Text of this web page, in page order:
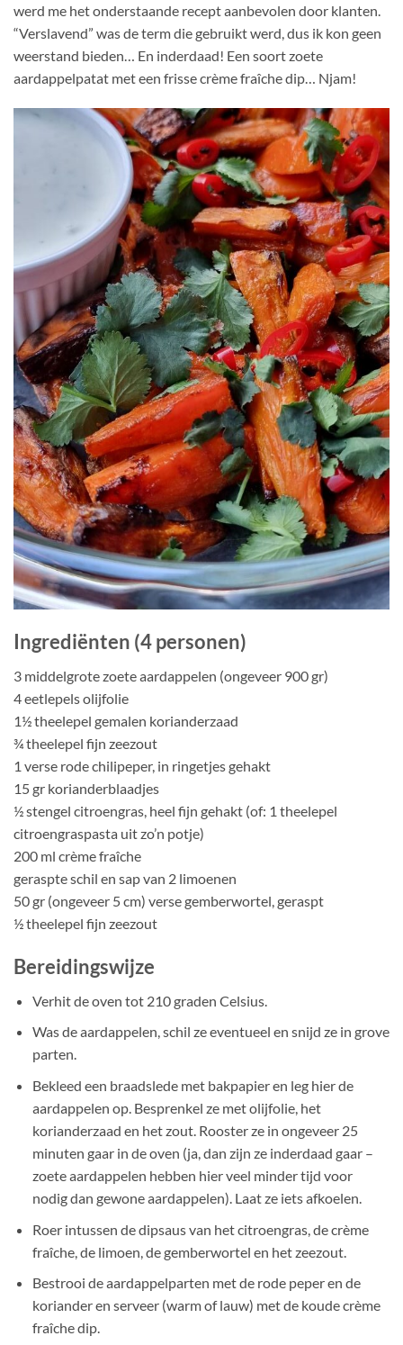
werd me het onderstaande recept aanbevolen door klanten.
“Verslavend” was de term die gebruikt werd, dus ik kon geen
weerstand bieden… En inderdaad! Een soort zoete
aardappelpatat met een frisse crème fraîche dip… Njam!
Ingrediënten (4 personen)
3 middelgrote zoete aardappelen (ongeveer 900 gr)
4 eetlepels olijfolie
1½ theelepel gemalen korianderzaad
¾ theelepel fijn zeezout
1 verse rode chilipeper, in ringetjes gehakt
15 gr korianderblaadjes
½ stengel citroengras, heel fijn gehakt (of: 1 theelepel
citroengraspasta uit zo’n potje)
200 ml crème fraîche
geraspte schil en sap van 2 limoenen
50 gr (ongeveer 5 cm) verse gemberwortel, geraspt
½ theelepel fijn zeezout
Bereidingswijze
Verhit de oven tot 210 graden Celsius.
Was de aardappelen, schil ze eventueel en snijd ze in grove
parten.
Bekleed een braadslede met bakpapier en leg hier de
aardappelen op. Besprenkel ze met olijfolie, het
korianderzaad en het zout. Rooster ze in ongeveer 25
minuten gaar in de oven (ja, dan zijn ze inderdaad gaar –
zoete aardappelen hebben hier veel minder tijd voor
nodig dan gewone aardappelen). Laat ze iets afkoelen.
Roer intussen de dipsaus van het citroengras, de crème
fraîche, de limoen, de gemberwortel en het zeezout.
Bestrooi de aardappelparten met de rode peper en de
koriander en serveer (warm of lauw) met de koude crème
fraîche dip.